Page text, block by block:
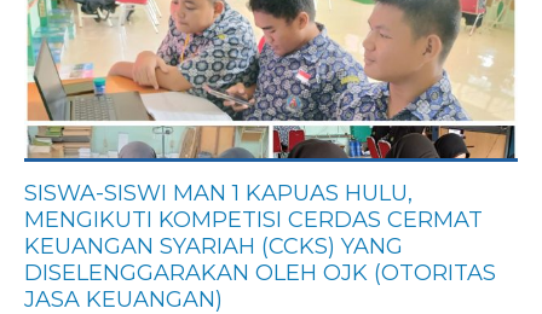
SISWA-SISWI MAN 1 KAPUAS HULU,
MENGIKUTI KOMPETISI CERDAS CERMAT
KEUANGAN SYARIAH (CCKS) YANG
DISELENGGARAKAN OLEH OJK (OTORITAS
JASA KEUANGAN)